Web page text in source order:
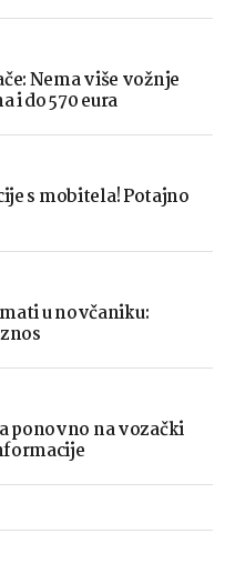
Nema više vožnje
i do 570 eura
s mobitela! Potajno
u novčaniku:
ponovno na vozački